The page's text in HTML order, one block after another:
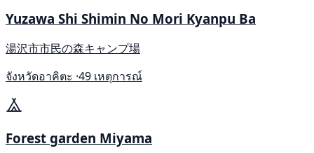
Yuzawa Shi Shimin No Mori Kyanpu Ba
湯沢市市民の森キャンプ場
จังหวัดอาคิตะ ·49 เหตุการณ์
Forest garden Miyama